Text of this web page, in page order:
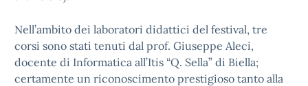
Nell’ambito dei laboratori didattici del festival, tre
corsi sono stati tenuti dal prof. Giuseppe Aleci,
docente di Informatica all’Itis “Q. Sella” di Biella;
certamente un riconoscimento prestigioso tanto alla